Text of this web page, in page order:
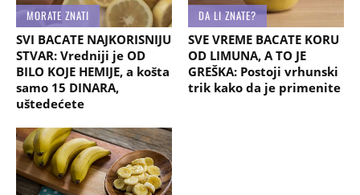
MORATE ZNATI
SVI BACATE NAJKORISNIJU
STVAR: Vredniji je OD
BILO KOJE HEMIJE, a košta
samo 15 DINARA,
uštedećete
DA LI ZNATE?
SVE VREME BACATE KORU
OD LIMUNA, A TO JE
GREŠKA: Postoji vrhunski
trik kako da je primenite